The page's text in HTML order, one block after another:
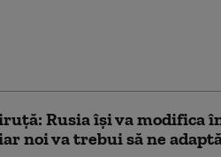
Rusia își va modifica
noi va trebui să ne